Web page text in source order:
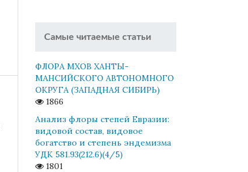
Самые читаемые статьи
ФЛОРА МХОВ ХАНТЫ-
МАНСИЙСКОГО АВТОНОМНОГО
ОКРУГА (ЗАПАДНАЯ СИБИРЬ)
1866
Анализ флоры степей Евразии:
видовой состав, видовое
богатство и степень эндемизма
УДК 581.93(212.6)(4/5)
1801